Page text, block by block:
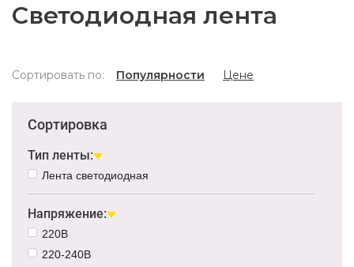
Светодиодная лента
Сортировать по: Популярности Цене
Сортировка
Тип ленты:
Лента светодиодная
Напряжение:
220В
220-240В